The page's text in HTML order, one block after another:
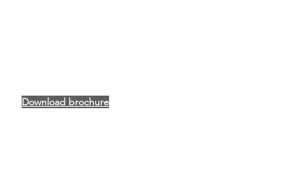
Download brochure